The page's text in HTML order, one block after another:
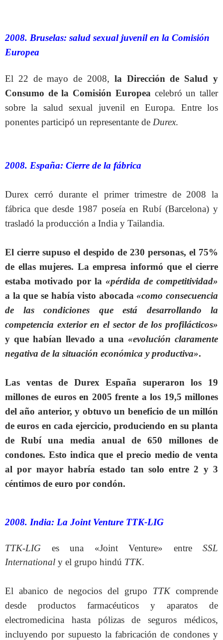
2008. Bruselas: salud sexual juvenil en la Comisión
Europea
El 22 de mayo de 2008, la Dirección de Salud y
Consumo de la Comisión Europea celebró un taller
sobre la salud sexual juvenil en Europa. Entre los
ponentes participó un representante de Durex.
2008. España: Cierre de la fábrica
Durex cerró durante el primer trimestre de 2008 la
fábrica que desde 1987 poseía en Rubí (Barcelona) y
trasladó la producción a India y Tailandia.
El cierre supuso el despido de 230 personas, el 75%
de ellas mujeres. La empresa informó que el cierre
estaba motivado por la «pérdida de competitividad»
a la que se había visto abocada«como consecuencia
de las condiciones que está desarrollando la
competencia exterior en el sector de los profilácticos»
y que habían llevado a una «evolución claramente
negativa de la situación económica y productiva».
Las ventas de Durex España superaron los 19
millones de euros en 2005 frente a los 19,5 millones
del año anterior, y obtuvo un beneficio de un millón
de euros en cada ejercicio, produciendo en su planta
de Rubí una media anual de 650 millones de
condones. Esto indica que el precio medio de venta
al por mayor habría estado tan solo entre 2 y 3
céntimos de euro por condón.
2008. India: La Joint Venture TTK-LIG
TTK-LIG es una «Joint Venture» entre SSL
International y el grupo hindú TTK.
El abanico de negocios del grupo TTKcomprende
desde productos farmacéuticos y aparatos de
electromedicina hasta pólizas de seguros médicos,
incluyendo por supuesto la fabricación de condones y